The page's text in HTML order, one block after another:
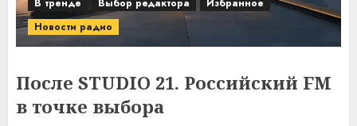
В тренде Выбор редактора
Избранное
Новости радио
После STUDIO 21. Российский FM
в точке выбора